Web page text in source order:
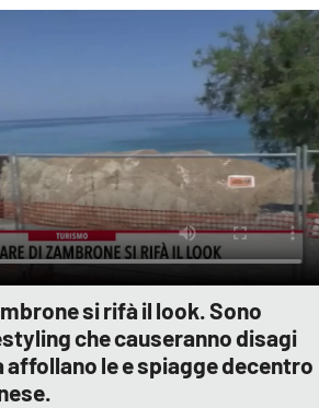
si rifà il look. Sono
che causeranno disagi
le e spiagge decentro